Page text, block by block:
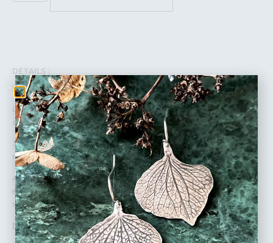
DÉTAILS :
Fabrication
Les bijoux Siana Swieca sont réalisés à la main par mes soins dans mon
atelier en région parisienne.
J’utilise des plaques et des fils d’argent recyclé puis je scie, lime, soude,
martèle, ponce les métaux précieux.
Adepte du slow made, je conçois mes collections sans sur-production et
en respectant l’environnement. Mes fournisseurs (métal et apprêts)
sont français ou italiens.
Emballage